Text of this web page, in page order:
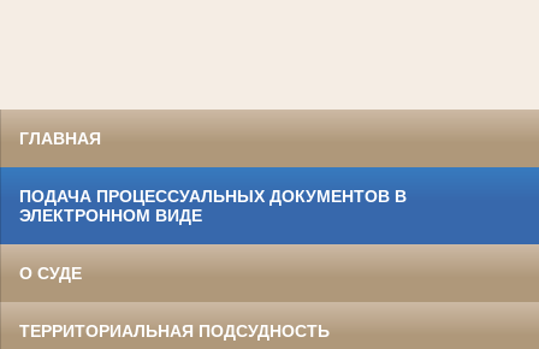
ГЛАВНАЯ
ПОДАЧА ПРОЦЕССУАЛЬНЫХ ДОКУМЕНТОВ В
ЭЛЕКТРОННОМ ВИДЕ
О СУДЕ
ТЕРРИТОРИАЛЬНАЯ ПОДСУДНОСТЬ